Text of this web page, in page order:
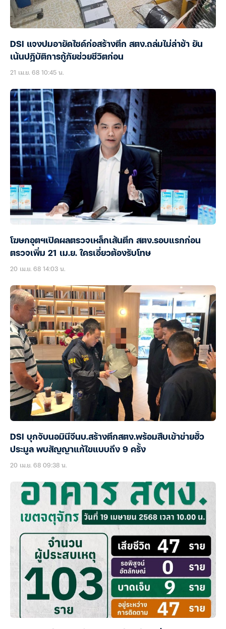
DSI แจงปมอายัดไซด์ก่อสร้างตึก สตง.ถล่มไม่ล่าช้า ยัน
เน้นปฎิบัติการกู้ภัยช่วยชีวิตก่อน
21 เม.ย. 68 10:45 น.
โฆษกอุตฯเปิดผลตรวจเหล็กเส้นตึก สตง.รอบแรกก่อน
ตรวจเพิ่ม 21 เม.ย. ใครเอี่ยวต้องรับโทษ
20 เม.ย. 68 14:03 น.
DSI บุกจับนอมินีจีนบ.สร้างตึกสตง.พร้อมสืบเข้าข่ายฮั้ว
ประมูล พบสัญญาแก้ไขแบบถึง 9 ครั้ง
20 เม.ย. 68 09:38 น.